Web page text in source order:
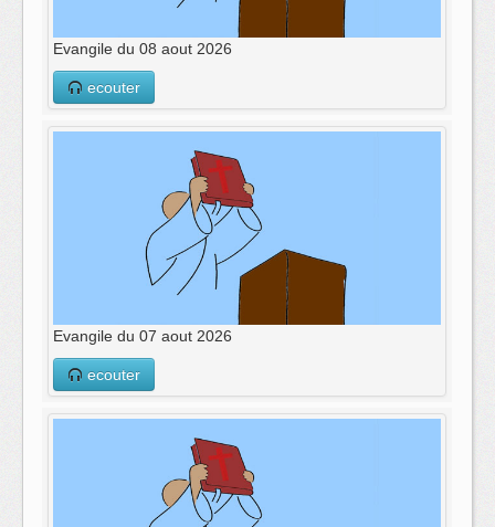
Evangile du 08 aout 2026
ecouter
Evangile du 07 aout 2026
ecouter